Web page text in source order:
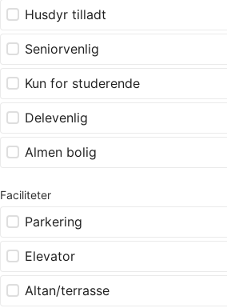
Husdyr tilladt
Seniorvenlig
Kun for studerende
Delevenlig
Almen bolig
Faciliteter
Parkering
Elevator
Altan/terrasse